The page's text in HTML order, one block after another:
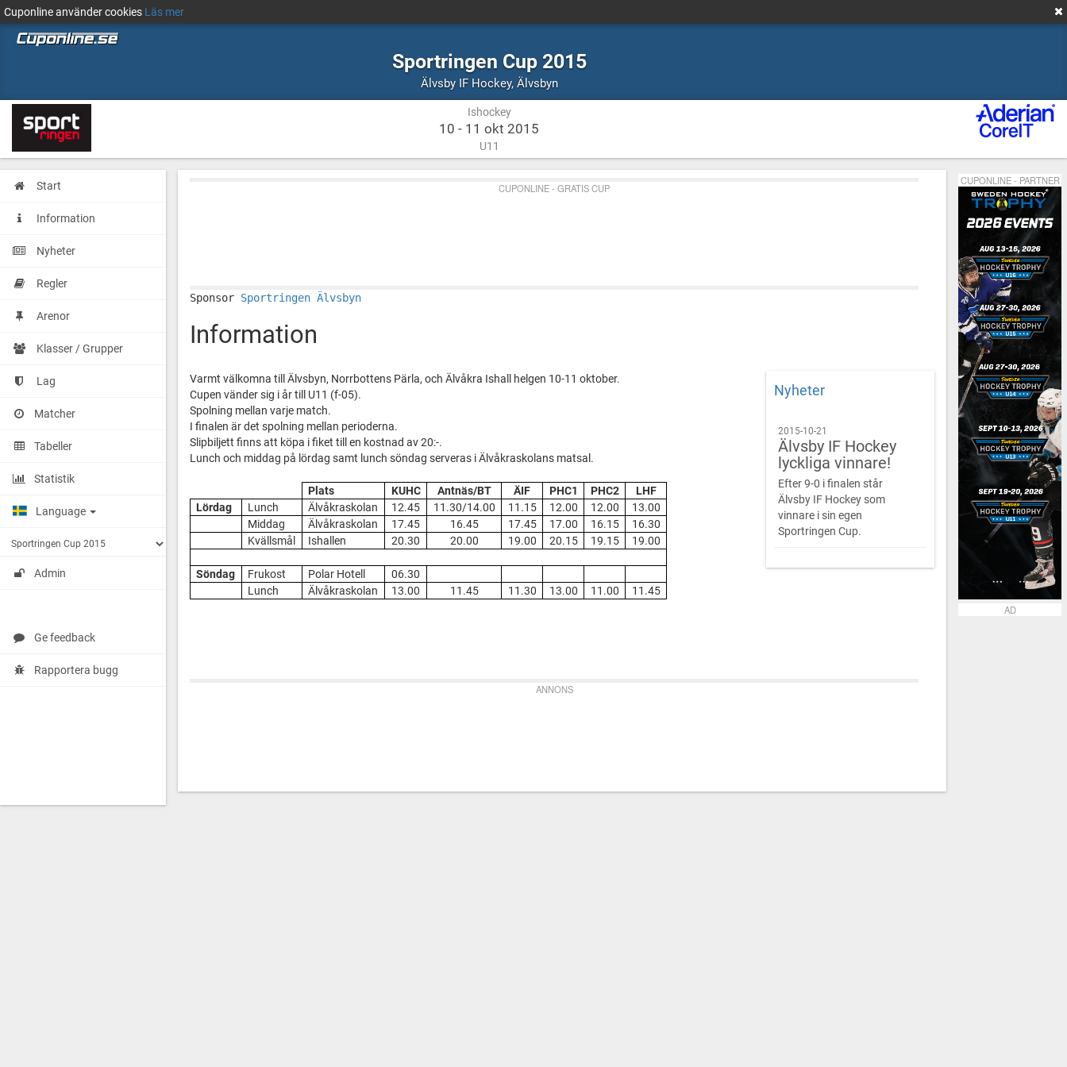
Cuponline använder cookies Läs mer
Sportringen Cup 2015
Älvsby IF Hockey, Ishockey
ÄlvsbynÄlvsbyn
Ishockey
10 - 11 okt 2015
U11
Start
Information
Nyheter
Regler
Arenor
Klasser / Grupper
Lag
Matcher
Tabeller
Statistik
Language
Admin
Ge feedback
Rapportera bugg
CUPONLINE - GRATIS CUP
Sponsor Sportringen Älvsbyn
Information
Varmt välkomna till Älvsbyn, Norrbottens Pärla, och Älvåkra Ishall helgen 10-11 oktober.
Cupen vänder sig i år till U11 (f-05).
Spolning mellan varje match.
I finalen är det spolning mellan perioderna.
Slipbiljett finns att köpa i fiket till en kostnad av 20:-.
Lunch och middag på lördag samt lunch söndag serveras i Älvåkraskolans matsal.
Plats KUHC Antnäs/BT ÄIF PHC1 PHC2
LHF
Lördag
Lunch Älvåkraskolan 12.45 11.30/14.00 11.15 12.00 12.00
13.00
Middag
Älvåkraskolan 17.45 16.45 17.45 17.00 16.15
16.30
Kvällsmål
Ishallen 20.30 20.00 19.00 20.15 19.15 19.00
Söndag Frukost Polar Hotell
06.30
Lunch
Älvåkraskolan 13.00 11.45 11.30 13.00 11.00 11.45
Nyheter
2015-10-21
Älvsby IF Hockey
lyckliga vinnare!
Efter 9-0 i finalen står
Älvsby IF Hockey som
vinnare i sin egen
Sportringen Cup.
ANNONS
CUPONLINE - PARTNER
AD